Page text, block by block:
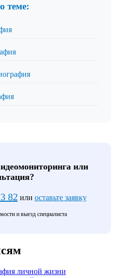
теме:
или
82 или оставьте заявку
и выезд специалиста
личной жизни